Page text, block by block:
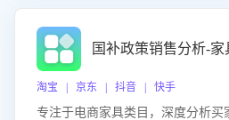
国补政策销售分析-
淘宝 | 京东 | 抖音 | 快手
专注于电商家具类目，深度分析买